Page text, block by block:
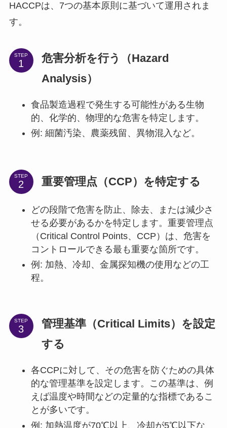
HACCPは、7つの基本原則に基づいて運用されま
す。
STEP
危害分析を行う（Hazard
Analysis）
食品製造過程で発生する可能性がある生物
的、化学的、物理的な危害を特定します。
例: 細菌汚染、農薬残留、異物混入など。
STEP 重要管理点（CCP）を特定する
どの段階で危害を防止、除去、または減少さ
せる必要があるかを特定します。重要管理点
（Critical Control Points、CCP）は、危害を
コントロールできる最も重要な箇所です。
例: 加熱、冷却、金属探知機の使用などの工
程。
STEP
管理基準（Critical Limits）を設定
する
各CCPに対して、その危害を防ぐための具体
的な管理基準を設定します。この基準は、例
えば温度や時間などの定量的な指標であるこ
とが多いです。
例: 加熱温度が70℃以上、冷却が5℃以下な